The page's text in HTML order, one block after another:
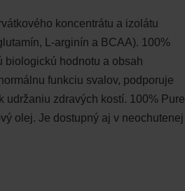
koncentrátu a izolátu
L-arginín a BCAA). 100%
biologickú hodnotu a obsah
funkciu svalov, podporuje
udržaniu zdravých kostí. 100% Pure
olej. Je dostupný aj v neochutenej